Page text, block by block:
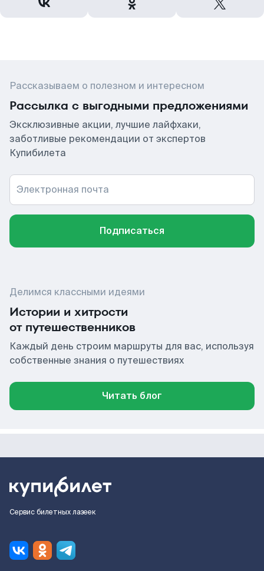
Рассказываем о полезном и интересном
Рассылка с выгодными предложениями
Эксклюзивные акции, лучшие лайфхаки,
заботливые рекомендации от экспертов
Купибилета
Электронная почта
Подписаться
Делимся классными идеями
Истории и хитрости
от путешественников
Каждый день строим маршруты для вас, используя
собственные знания о путешествиях
Читать блог
Сервис билетных лазеек